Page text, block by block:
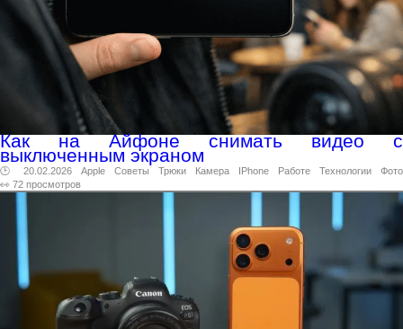
Как на Айфоне снимать видео с
выключенным экраном
🕑 20.02.2026 Apple Советы Трюки Камера IPhone Работе Технологии
Фото
👀 72 просмотров